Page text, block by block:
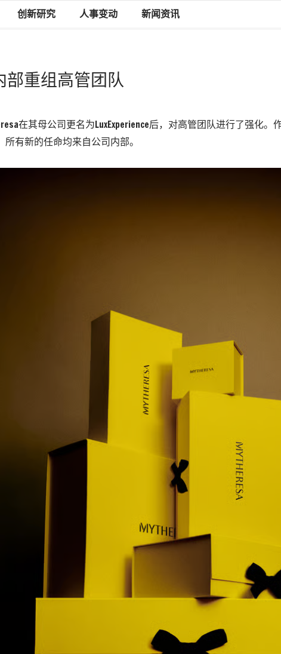
创新研究 人事变动 新闻资讯
部重组高管团队
在其母公司更名为LuxExperience后，对高管团队进行了强化。
所有新的任命均来自公司内部。